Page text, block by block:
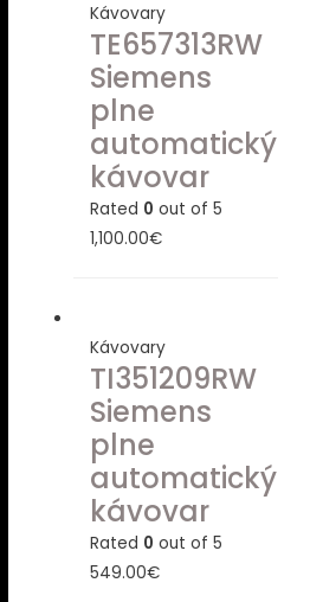
Kávovary
TE657313RW
Siemens
plne
automatický
kávovar
Rated 0 out of 5
1,100.00€
Kávovary
TI351209RW
Siemens
plne
automatický
kávovar
Rated 0 out of 5
549.00€